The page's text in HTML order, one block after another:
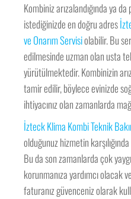
Kombiniz arızalandığında ya
istediğinizde en doğru adres
ve Onarım Servisiolabilir. Bu
edilmesinde uzman olan usta
yürütülmektedir. Kombinizin
tamir edilir, böylece evinizde
ihtiyacınız olan zamanlarda
İzteck Klima Kombi Teknik
olduğunuz hizmetin
Bu da son zamanlarda çok
korunmanıza yardımcı
faturanız güvenceniz olarak